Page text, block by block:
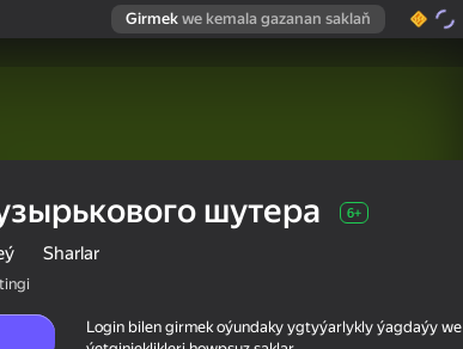
Girmek we kemala gazanan saklaň
шутера 6+
Sharlar
Login bilen girmek oýundaky ygtyýarlykly ýagdaýy we